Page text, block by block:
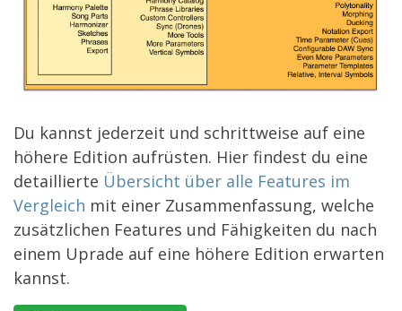
Du kannst jederzeit und schrittweise auf eine
höhere Edition aufrüsten. Hier findest du eine
detaillierte Übersicht über alle Features im
Vergleich mit einer Zusammenfassung, welche
zusätzlichen Features und Fähigkeiten du nach
einem Uprade auf eine höhere Edition erwarten
kannst.